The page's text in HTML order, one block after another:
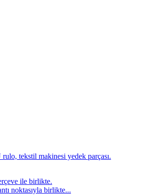
noktasıyla birlikte...